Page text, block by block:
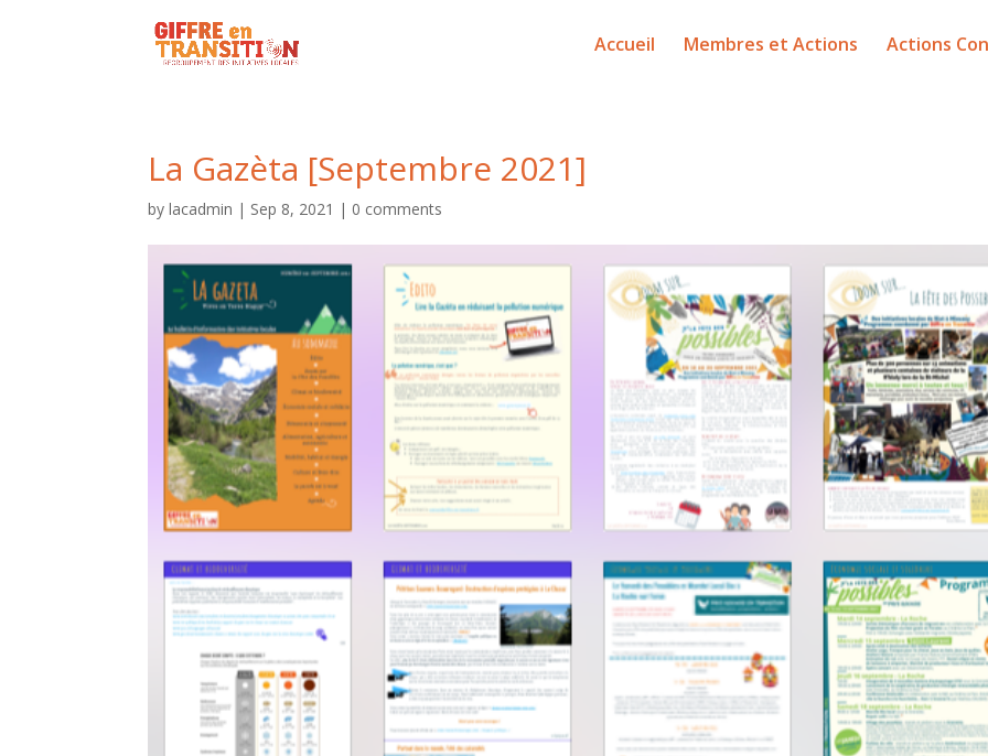
Accueil Membres et Actions Actions
La Gazèta [Septembre 2021]
bylacadmin | Sep 8, 2021 | 0 comments